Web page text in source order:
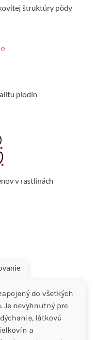
štruktúry pôdy
plodín
v rastlinách
do všetkých
Je nevyhnutný pre
látkovú
a